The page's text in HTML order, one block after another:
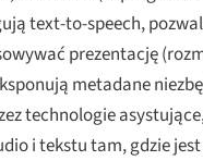
text-to-speech,
prezentację
metadane
technologie
i tekstu tam, gdzie